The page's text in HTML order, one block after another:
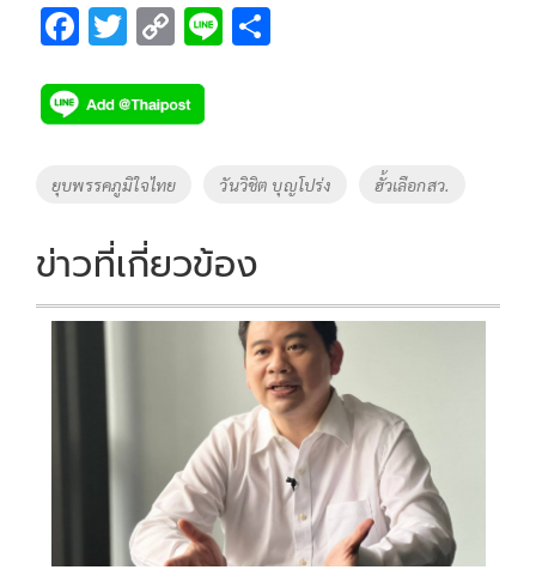
F
e
b
o
k
T
tt
er
C
p
y
Li
k
Li
Tags
ยุบพรรคภูมิใจไทย วันวิชิต บุญโปร่ง ฮั้วเลือกสว.
ข่าวที่เกี่ยวข้อง